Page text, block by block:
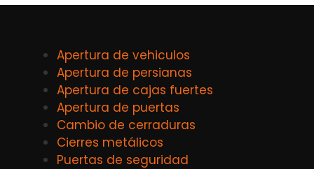
Apertura de vehiculos
Apertura de persianas
Apertura de cajas fuertes
Apertura de puertas
Cambio de cerraduras
Cierres metálicos
Puertas de seguridad